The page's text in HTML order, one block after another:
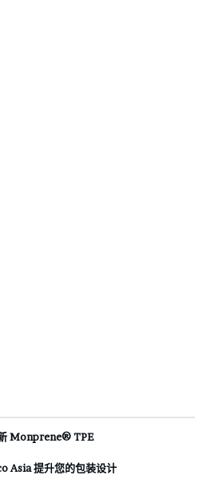
Monprene® TPE
Asia 提升您的包装设计